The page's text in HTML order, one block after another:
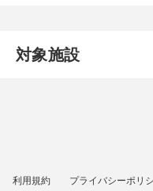
対象施設
利用規約 プライバシーポリ